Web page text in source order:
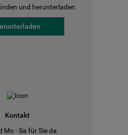
und herunterladen
Kontakt
Mo - Sa für Sie da